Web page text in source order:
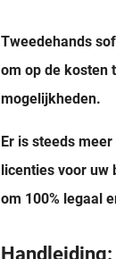
Tweedehands
om op de kosten
mogelijkheden.
Er is steeds
licenties voor uw
om 100% legaal